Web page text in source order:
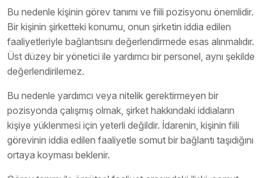
Bu nedenle kişinin görev tanımı ve fiili pozisyonu önemlidir.
Bir kişinin şirketteki konumu, onun şirketin iddia edilen
faaliyetleriyle bağlantısını değerlendirmede esas alınmalıdır.
Üst düzey bir yönetici ile yardımcı bir personel, aynı şekilde
değerlendirilemez.
Bu nedenle yardımcı veya nitelik gerektirmeyen bir
pozisyonda çalışmış olmak, şirket hakkındaki iddiaların
kişiye yüklenmesi için yeterli değildir. İdarenin, kişinin fiili
görevinin iddia edilen faaliyetle somut bir bağlantı taşıdığını
ortaya koyması beklenir.